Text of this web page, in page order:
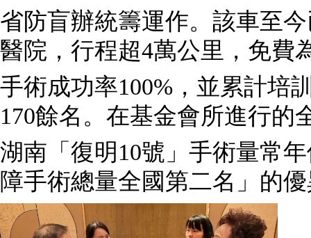
省防盲辦統籌運作。該車至
醫院，行程超4萬公里，免費
手術成功率100%，並累計培
170餘名。在基金會所進行的
湖南「復明10號」手術量常
障手術總量全國第二名」的